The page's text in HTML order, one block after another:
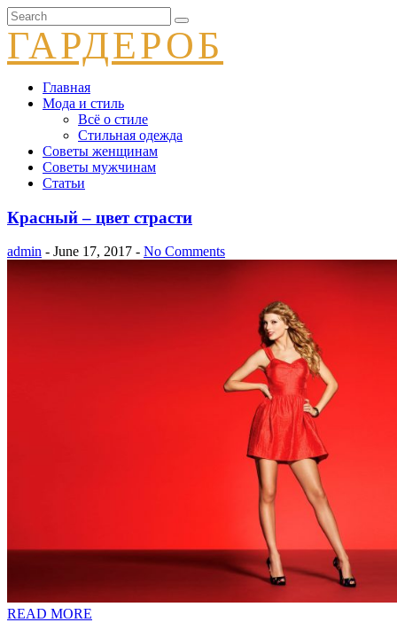
ГАРДЕРОБ
Главная
Мода и стиль
Всё о стиле
Стильная одежда
Советы женщинам
Советы мужчинам
Статьи
Красный – цвет страсти
admin - June 17, 2017 - No Comments
READ MORE